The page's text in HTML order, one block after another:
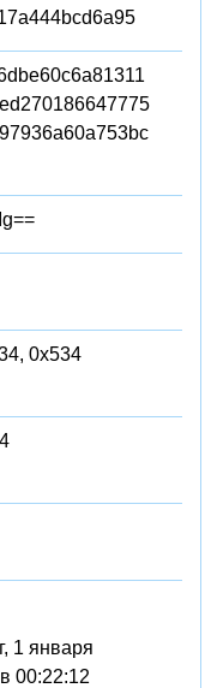
0x534
1 января
00:22:12